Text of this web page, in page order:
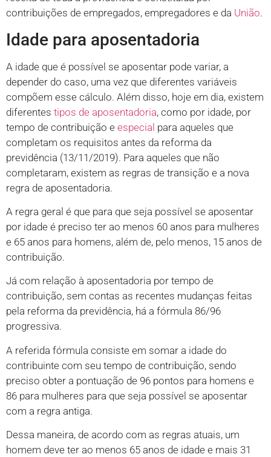
contribuições de empregados, empregadores e da União.
Idade para aposentadoria
A idade que é possível se aposentar pode variar, a
depender do caso, uma vez que diferentes variáveis
compõem esse cálculo. Além disso, hoje em dia, existem
diferentes tipos de aposentadoria, como por idade, por
tempo de contribuição e especial para aqueles que
completam os requisitos antes da reforma da
previdência (13/11/2019). Para aqueles que não
completaram, existem as regras de transição e a nova
regra de aposentadoria.
A regra geral é que para que seja possível se aposentar
por idade é preciso ter ao menos 60 anos para mulheres
e 65 anos para homens, além de, pelo menos, 15 anos de
contribuição.
Já com relação à aposentadoria por tempo de
contribuição, sem contas as recentes mudanças feitas
pela reforma da previdência, há a fórmula 86/96
progressiva.
A referida fórmula consiste em somar a idade do
contribuinte com seu tempo de contribuição, sendo
preciso obter a pontuação de 96 pontos para homens e
86 para mulheres para que seja possível se aposentar
com a regra antiga.
Dessa maneira, de acordo com as regras atuais, um
homem deve ter ao menos 65 anos de idade e mais 31